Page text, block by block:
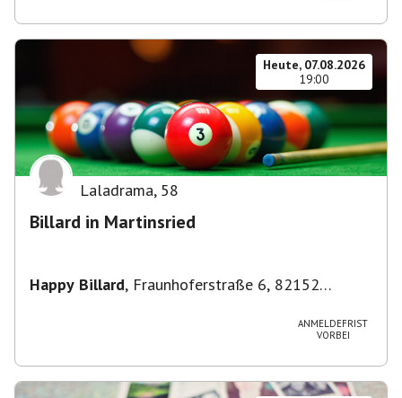
Heute, 07.08.2026
19:00
Laladrama, 58
Billard in Martinsried
Happy Billard, Fraunhoferstraße 6, 82152
ANMELDEFRIST
VORBEI